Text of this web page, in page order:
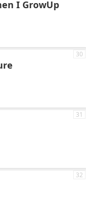
I GrowUp
30
31
32